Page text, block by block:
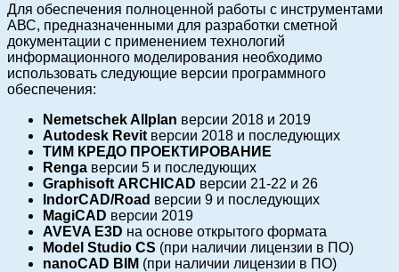
Для обеспечения полноценной работы с инструментами
АВС, предназначенными для разработки сметной
документации с применением технологий
информационного моделирования необходимо
использовать следующие версии программного
обеспечения:
Nemetschek Allplan версии 2018 и 2019
Autodesk Revit версии 2018 и последующих
ТИМ КРЕДО ПРОЕКТИРОВАНИЕ
Renga версии 5 и последующих
Graphisoft ARCHICAD версии 21-22 и 26
IndorCAD/Road версии 9 и последующих
MagiCAD версии 2019
AVEVA E3D на основе открытого формата
Model Studio CS (при наличии лицензии в ПО)
nanoCAD BIM (при наличии лицензии в ПО)